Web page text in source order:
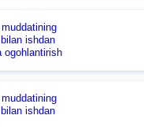
ishdan
ogohlantirish
ishdan